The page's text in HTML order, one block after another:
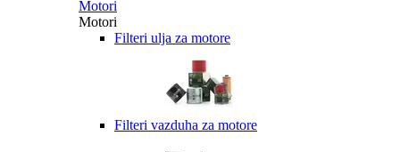
Motori
Motori
Filteri ulja za motore
Filteri vazduha za motore